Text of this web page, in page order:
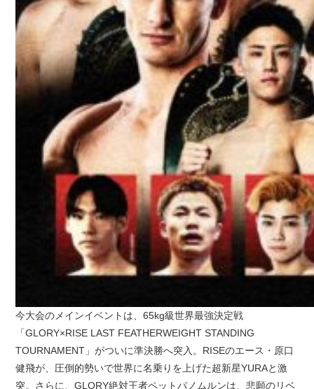
今大会のメインイベントは、65kg級世界最強決定戦
「GLORY×RISE LAST FEATHERWEIGHT STANDING
TOURNAMENT」がついに準決勝へ突入。RISEのエース・原口
健飛が、圧倒的勢いで世界に名乗りを上げた超新星YURAと激
突。さらに、GLORY絶対王者ペットパノムルンは、悲願のリベ